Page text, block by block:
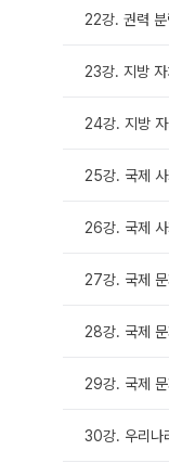
22강. 권력
23강. 지방
24강. 지방
25강. 국제
26강. 국제
27강. 국제
28강. 국제
29강. 국제
30강. 우리나